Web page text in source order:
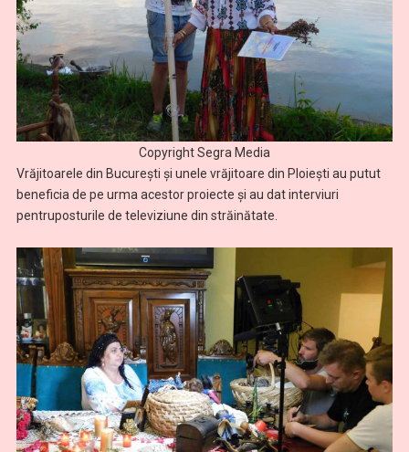
Copyright Segra Media
Vrăjitoarele din București și unele vrăjitoare din Ploiești au putut
beneficia de pe urma acestor proiecte și au dat interviuri
pentruposturile de televiziune din străinătate.